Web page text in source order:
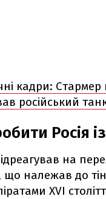
кадри:
російський
Росія
на
належав до
XVI